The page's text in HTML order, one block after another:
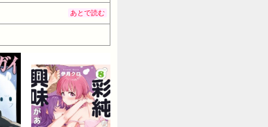
あとで読む